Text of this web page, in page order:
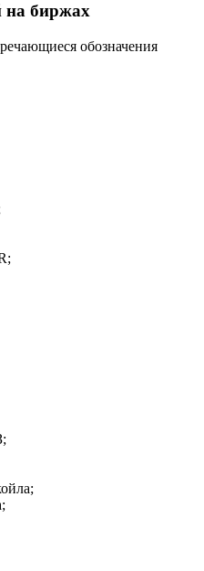
на биржах
обозначения